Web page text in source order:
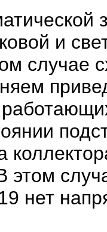
и
случае
этом
нет